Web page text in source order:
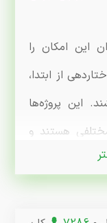
این امکان را
از ابتدا،
این پروژه‌ها
هستند و
می‌توان برای
سایر موضوعات
می‌توانید به